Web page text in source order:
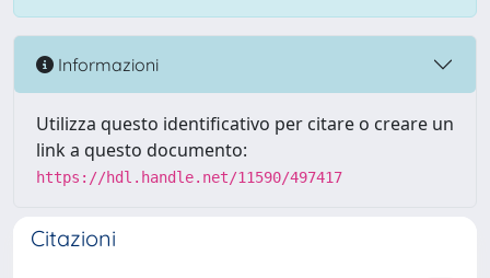
Informazioni
Utilizza questo identificativo per citare o creare un
link a questo documento:
https://hdl.handle.net/11590/497417
Citazioni